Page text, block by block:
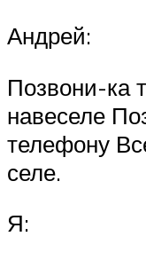
Андрей:
Позвони-ка
навеселе
телефону
селе.
Я: